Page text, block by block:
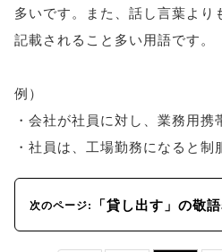
多いです。また、話し言葉より
記載されること多い用語です。
例）
・会社が社員に対し、業務用携
・社員は、工場勤務になると制
次のページ: 「貸し出す」の敬